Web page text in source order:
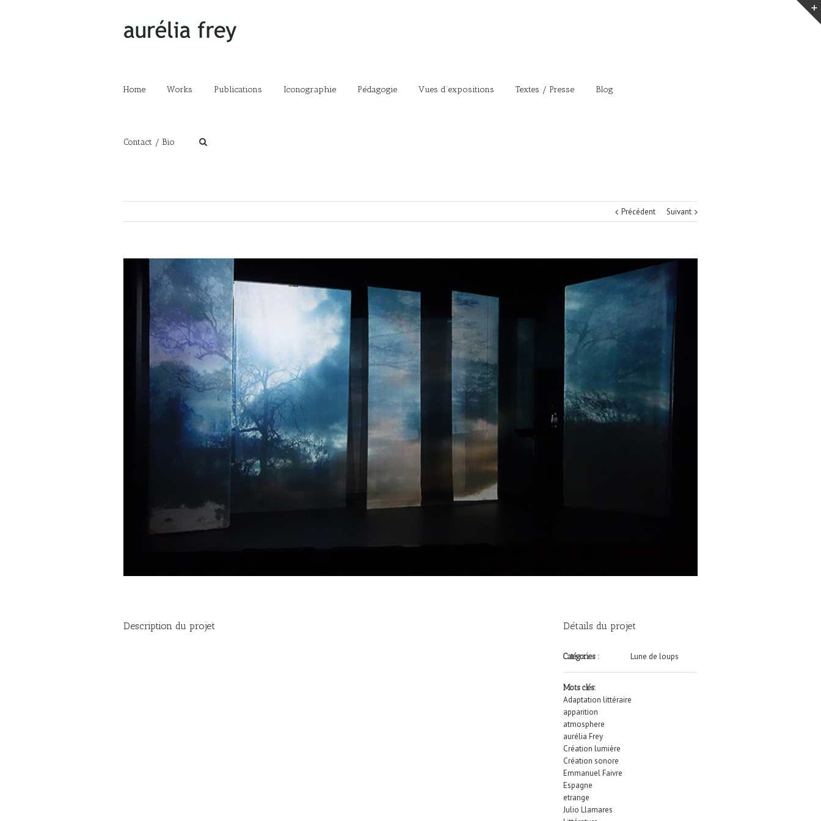
Home Works Publications Iconographie Pédagogie Vues d’expositions Textes / Presse Blog
Contact / Bio
Précédent Suivant
Description du projet Détails du projet
Catégories : Lune de loups
Mots clés:
Adaptation littéraire
apparition
atmosphere
aurélia Frey
Création lumière
Création sonore
Emmanuel Faivre
Espagne
etrange
Julio Llamares